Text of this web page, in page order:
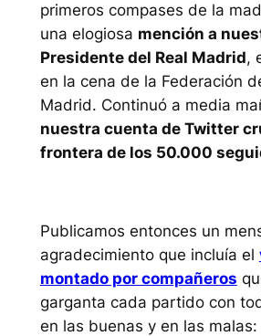
primeros compases de la
una elogiosa mención a
Presidente del Real Madrid,
en la cena de la Federación
Madrid. Continuó a media
nuestra cuenta de Twitter
frontera de los 50.000
Publicamos entonces un
agradecimiento que incluía el
montado por compañeros
garganta cada partido con
en las buenas y en las